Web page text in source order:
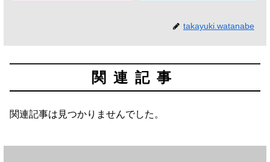
takayuki.watanabe
関連記事
関連記事は見つかりませんでした。